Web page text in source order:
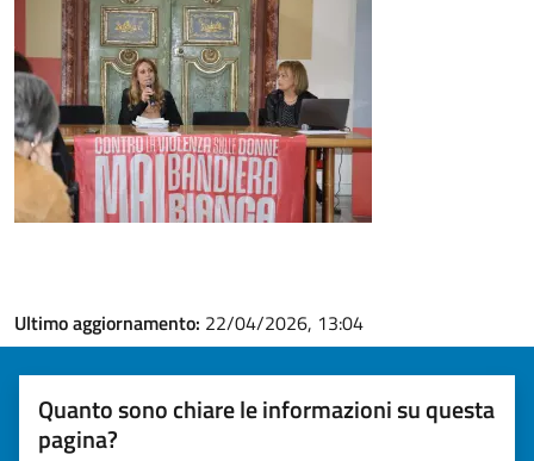
Ultimo aggiornamento: 22/04/2026, 13:04
Quanto sono chiare le informazioni su questa
pagina?